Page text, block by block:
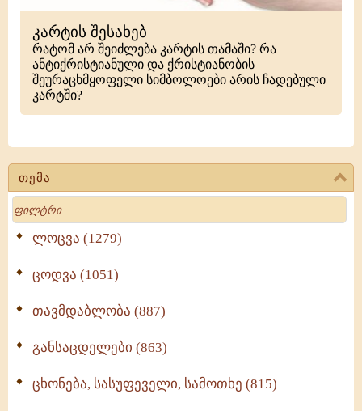
თემა
Search
ლოცვა (1279)
ცოდვა (1051)
თავმდაბლობა (887)
განსაცდელები (863)
ცხონება, სასუფეველი, სამოთხე (815)
კარტის შესახებ
რატომ არ შეიძლება კარტის თამაში? რა
ანტიქრისტიანული და ქრისტიანობის
შეურაცხმყოფელი სიმბოლოები არის ჩადებული
კარტში?